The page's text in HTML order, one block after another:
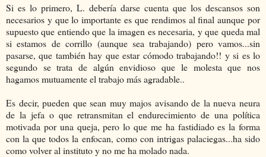
Si es lo primero, L. debería darse cuenta que los descansos son
necesarios y que lo importante es que rendimos al final aunque por
supuesto que entiendo que la imagen es necesaria, y que queda mal
si estamos de corrillo (aunque sea trabajando) pero vamos...sin
pasarse, que también hay que estar cómodo trabajando!! y si es lo
segundo se trata de algún envidioso que le molesta que nos
hagamos mutuamente el trabajo más agradable..
Es decir, pueden que sean muy majos avisando de la nueva neura
de la jefa o que retransmitan el endurecimiento de una política
motivada por una queja, pero lo que me ha fastidiado es la forma
con la que todos la enfocan, como con intrigas palaciegas...ha sido
como volver al instituto y no me ha molado nada.